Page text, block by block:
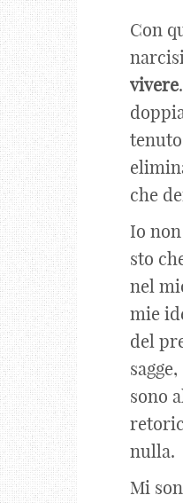
Con
vivere
che
Io
sto
nel
mie
del
sono
nulla.
Mi